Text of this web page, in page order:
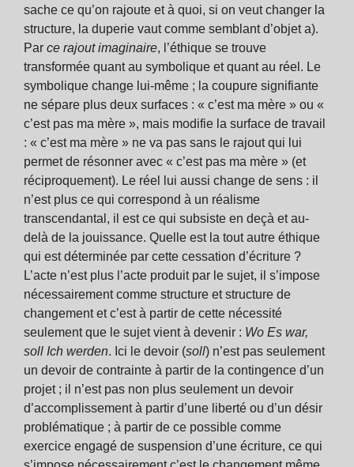
sache ce qu’on rajoute et à quoi, si on veut changer la
structure, la duperie vaut comme semblant d’objet a).
Par ce rajout imaginaire, l’éthique se trouve
transformée quant au symbolique et quant au réel. Le
symbolique change lui-même ; la coupure signifiante
ne sépare plus deux surfaces : « c’est ma mère » ou «
c’est pas ma mère », mais modifie la surface de travail
: « c’est ma mère » ne va pas sans le rajout qui lui
permet de résonner avec « c’est pas ma mère » (et
réciproquement). Le réel lui aussi change de sens : il
n’est plus ce qui correspond à un réalisme
transcendantal, il est ce qui subsiste en deçà et au-
delà de la jouissance. Quelle est la tout autre éthique
qui est déterminée par cette cessation d’écriture ?
L’acte n’est plus l’acte produit par le sujet, il s’impose
nécessairement comme structure et structure de
changement et c’est à partir de cette nécessité
seulement que le sujet vient à devenir : Wo Es war,
soll Ich werden. Ici le devoir (soll) n’est pas seulement
un devoir de contrainte à partir de la contingence d’un
projet ; il n’est pas non plus seulement un devoir
d’accomplissement à partir d’une liberté ou d’un désir
problématique ; à partir de ce possible comme
exercice engagé de suspension d’une écriture, ce qui